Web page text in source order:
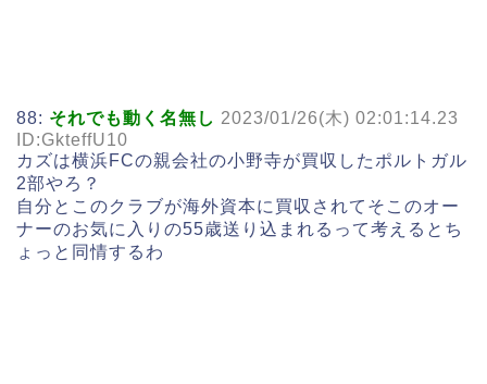
88: それでも動く名無し 2023/01/26(木) 02:01:14.23
ID:GkteffU10
カズは横浜FCの親会社の小野寺が買収したポルトガル
2部やろ？
自分とこのクラブが海外資本に買収されてそこのオー
ナーのお気に入りの55歳送り込まれるって考えるとち
ょっと同情するわ